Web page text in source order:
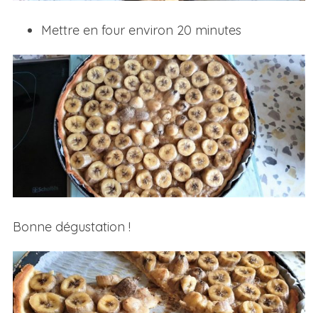
Mettre en four environ 20 minutes
Bonne dégustation !